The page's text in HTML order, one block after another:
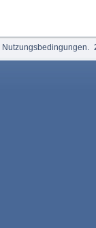
Nutzungsbedingungen.